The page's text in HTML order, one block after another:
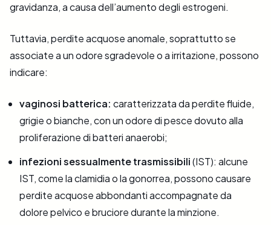
gravidanza, a causa dell’aumento degli estrogeni.
Tuttavia, perdite acquose anomale, soprattutto se
associate a un odore sgradevole o a irritazione, possono
indicare:
vaginosi batterica: caratterizzata da perdite fluide,
grigie o bianche, con un odore di pesce dovuto alla
proliferazione di batteri anaerobi;
infezioni sessualmente trasmissibili(IST): alcune
IST, come la clamidia o la gonorrea, possono causare
perdite acquose abbondanti accompagnate da
dolore pelvico e bruciore durante la minzione.